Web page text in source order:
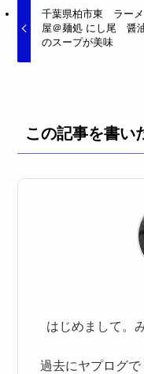
千葉県柏市東 ラー
屋＠麺処 にし尾 醤
のスープが美味
この記事を書い
はじめまして。
過去にヤプログ